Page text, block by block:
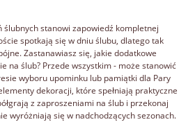
ślubnych stanowi zapowiedź kompletnej
spotkają się w dniu ślubu, dlatego tak
Zastanawiasz się, jakie dodatkowe
na ślub? Przede wszystkim - może stanowić
wyboru upominku lub pamiątki dla Pary
dekoracji, które spełniają praktyczne
z zaproszeniami na ślub i przekonaj
wyróżniają się w nadchodzących sezonach.